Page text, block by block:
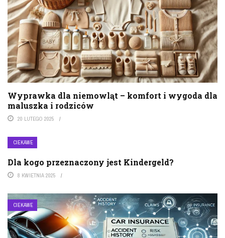
Wyprawka dla niemowląt – komfort i wygoda dla
maluszka i rodziców
20 LUTEGO 2025
CIEKAWE
Dla kogo przeznaczony jest Kindergeld?
8 KWIETNIA 2025
CIEKAWE